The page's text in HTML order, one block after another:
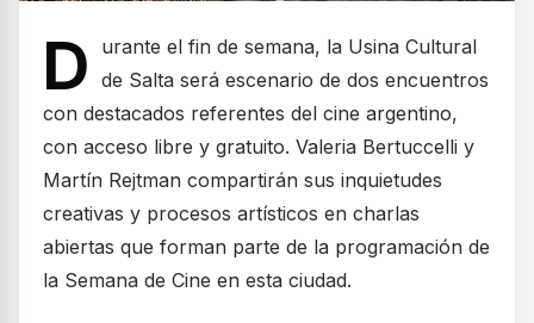
D
urante el fin de semana, la Usina Cultural
de Salta será escenario de dos encuentros
con destacados referentes del cine argentino,
con acceso libre y gratuito. Valeria Bertuccelli y
Martín Rejtman compartirán sus inquietudes
creativas y procesos artísticos en charlas
abiertas que forman parte de la programación de
la Semana de Cine en esta ciudad.